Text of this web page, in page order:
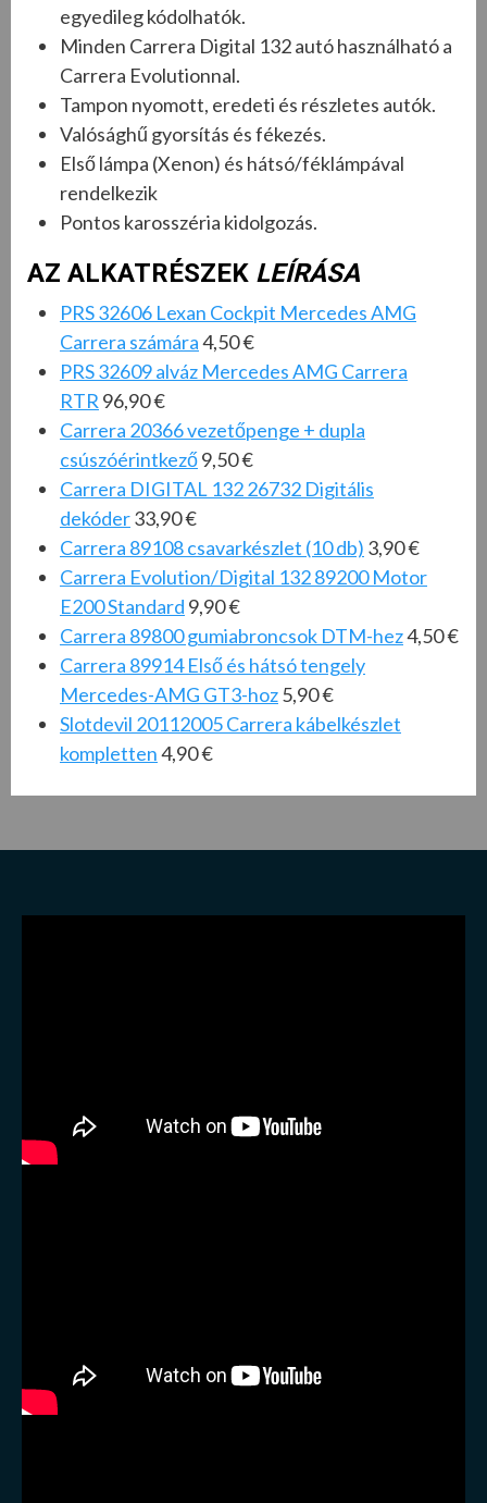
egyedileg kódolhatók.
Minden Carrera Digital 132 autó használható a
Carrera Evolutionnal.
Tampon nyomott, eredeti és részletes autók.
Valósághű gyorsítás és fékezés.
Első lámpa (Xenon) és hátsó/féklámpával
rendelkezik
Pontos karosszéria kidolgozás.
AZ ALKATRÉSZEK LEÍRÁSA
PRS 32606 Lexan Cockpit Mercedes AMG
Carrera számára4,50 €
PRS 32609 alváz Mercedes AMG Carrera
RTR 96,90 €
Carrera 20366 vezetőpenge + dupla
csúszóérintkező9,50 €
Carrera DIGITAL 132 26732 Digitális
dekóder33,90 €
Carrera 89108 csavarkészlet (10 db) 3,90 €
Carrera Evolution/Digital 132 89200 Motor
E200 Standard 9,90 €
Carrera 89800 gumiabroncsok DTM-hez4,50 €
Carrera 89914 Első és hátsó tengely
Mercedes-AMG GT3-hoz5,90 €
Slotdevil 20112005 Carrera kábelkészlet
kompletten4,90 €